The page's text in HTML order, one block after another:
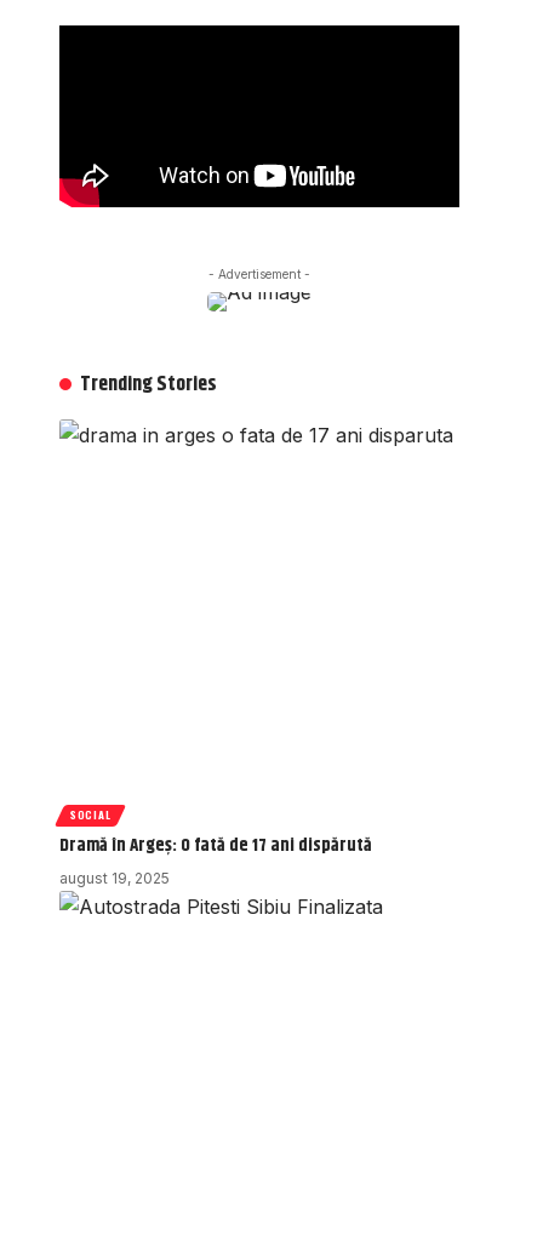
- Advertisement -
Trending Stories
SOCIAL
Dramă în Argeș: O fată de 17 ani dispărută
august 19, 2025